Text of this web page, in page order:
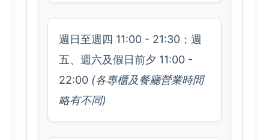
週日至週四 11:00 - 21:30；週
五、週六及假日前夕 11:00 -
22:00 (各專櫃及餐廳營業時間
略有不同)